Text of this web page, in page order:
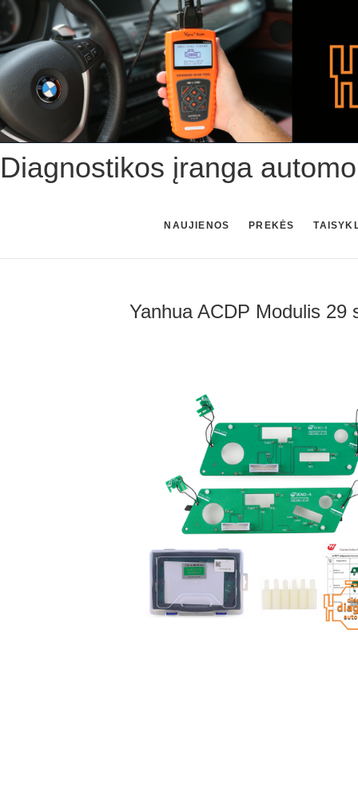
Skip
to
content
Diagnostikos įranga
NAUJIENOS PREKĖS
Yanhua ACDP Modulis 29